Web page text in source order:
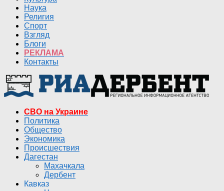
Наука
Религия
Спорт
Взгляд
Блоги
РЕКЛАМА
Контакты
СВО на Украине
Политика
Общество
Экономика
Происшествия
Дагестан
Махачкала
Дербент
Кавказ